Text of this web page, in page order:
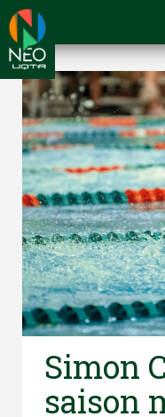
Simon
saison